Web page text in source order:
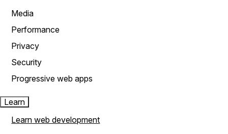
Media
Performance
Privacy
Security
Progressive web apps
Learn
Learn web development